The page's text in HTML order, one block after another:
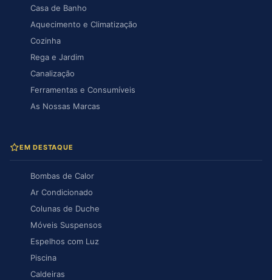
Casa de Banho
Aquecimento e Climatização
Cozinha
Rega e Jardim
Canalização
Ferramentas e Consumíveis
As Nossas Marcas
EM DESTAQUE
Bombas de Calor
Ar Condicionado
Colunas de Duche
Móveis Suspensos
Espelhos com Luz
Piscina
Caldeiras